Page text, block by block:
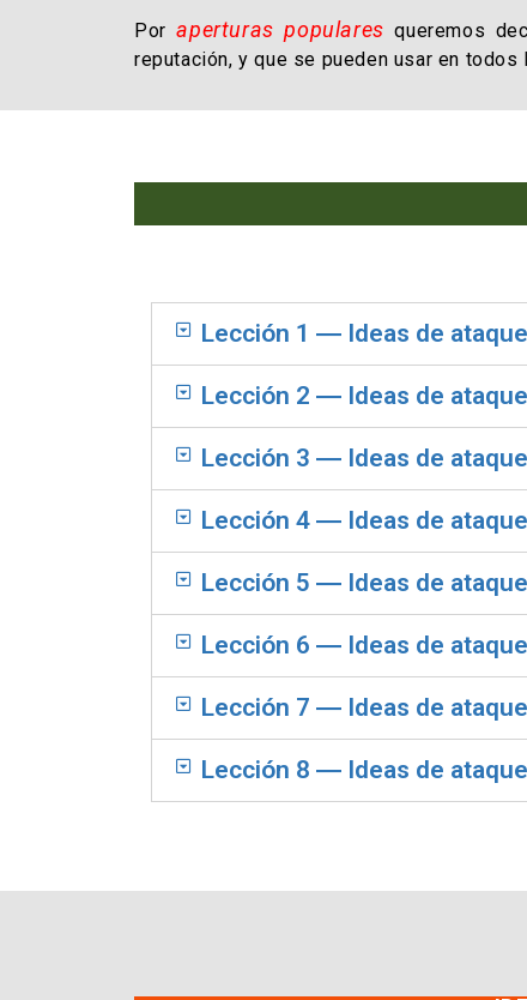
Poraperturas populares queremos
reputación, y que se pueden usar en
Lección 1 ― Ideas de
Lección 2 ― Ideas de
Lección 3 ― Ideas de
Lección 4 ― Ideas de
Lección 5 ― Ideas de
Lección 6 ― Ideas de
Lección 7 ― Ideas de
Lección 8 ― Ideas de